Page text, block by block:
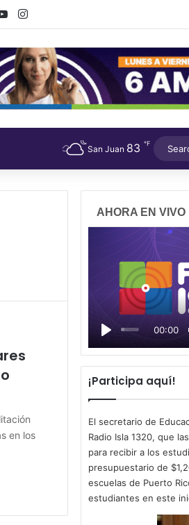
YouTubeInstagram
San Juan 83 ℉
en los
AHORA EN VIVO
00:00
¡Participa aquí!
El secretario de
Radio Isla 1320, que
para recibir a los
presupuestario de
escuelas de Puerto
estudiantes en este